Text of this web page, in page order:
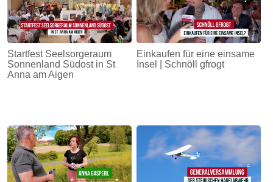
Startfest Seelsorgeraum
Sonnenland Südost in St
Anna am Aigen
Einkaufen für eine einsame
Insel | Schnöll gfrogt